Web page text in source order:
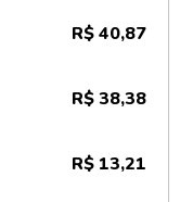
R$ 40,87
R$ 38,38
R$ 13,21